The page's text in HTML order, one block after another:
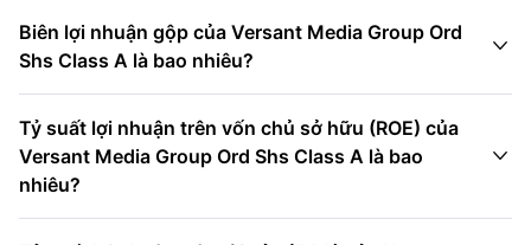
Biên lợi nhuận gộp của Versant Media Group Ord
Shs Class A là bao nhiêu?

Tỷ suất lợi nhuận trên vốn chủ sở hữu (ROE) của
Versant Media Group Ord Shs Class A là bao
nhiêu?
